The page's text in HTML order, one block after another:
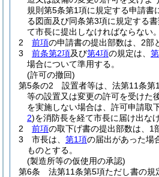
規則第5条第1項に規定する申請書
る図面及び同条第3項に規定する
て市長に提出しなければならない。
2
前項の申請書の提出部数は、2部
3
前条第2項及び第4項の規定は、
場合について準用する。
(許可の撤回)
第5条の2
設置者等は、法第11条第
等の設置又は変更の許可を受けた
を実施しない場合は、許可申請取
2)を消防長を経て市長に届け出な
2
前項の取下げ書の提出部数は、1
3
市長は、 第1項の届出があった場
ものとする。
(製造所等の仮使用の承認)
第6条
法第11条第5項ただし書の規